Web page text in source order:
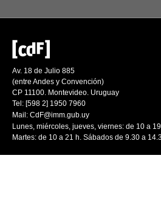
Av. 18 de Julio 885
(entre Andes y Convención)
CP 11100. Montevideo. Uruguay
Tel: [598 2] 1950 7960
Mail: CdF@imm.gub.uy
Lunes, miércoles, jueves, viernes: de 10 a
Martes: de 10 a 21 h. Sábados de 9.30 a